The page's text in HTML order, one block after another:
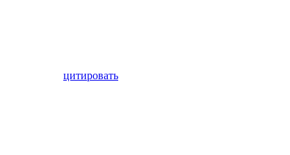
цитировать